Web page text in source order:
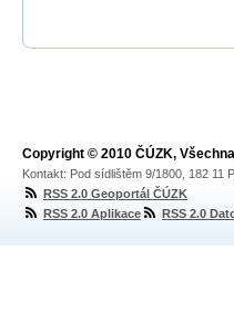
Copyright © 2010 ČÚZK,
Kontakt: Pod sídlištěm 9/1800, 182 11
RSS 2.0 Geoportál ČÚZK
RSS 2.0 Aplikace
RSS 2.0